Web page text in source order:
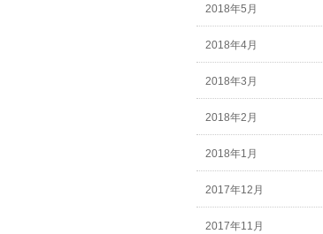
2018年5月
2018年4月
2018年3月
2018年2月
2018年1月
2017年12月
2017年11月